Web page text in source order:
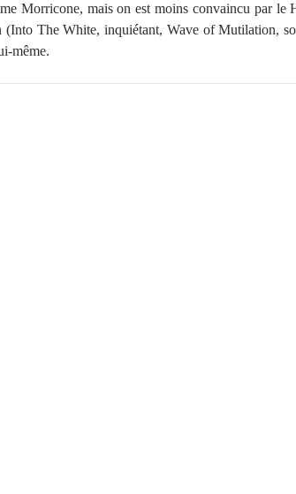
Morricone, mais on est moins convaincu par le
The White, inquiétant, Wave of Mutilation,
même.